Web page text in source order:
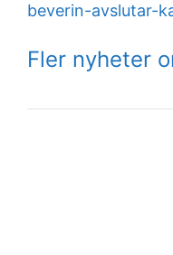
beverin-avslutar-
Fler nyheter